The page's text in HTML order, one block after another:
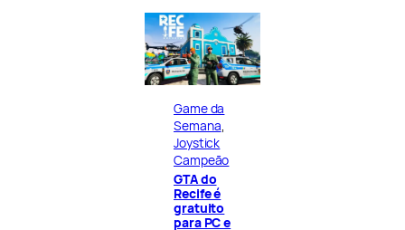
Game da
Semana
Joystick
Campeão
GTA do
Recife é
gratuito
para PC e